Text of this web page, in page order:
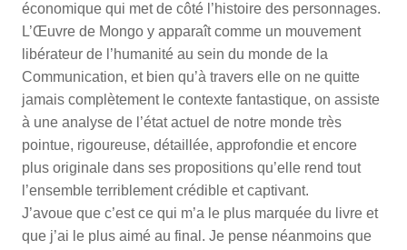
économique qui met de côté l’histoire des personnages.
L’Œuvre de Mongo y apparaît comme un mouvement
libérateur de l’humanité au sein du monde de la
Communication, et bien qu’à travers elle on ne quitte
jamais complètement le contexte fantastique, on assiste
à une analyse de l’état actuel de notre monde très
pointue, rigoureuse, détaillée, approfondie et encore
plus originale dans ses propositions qu’elle rend tout
l’ensemble terriblement crédible et captivant.
J’avoue que c’est ce qui m’a le plus marquée du livre et
que j’ai le plus aimé au final. Je pense néanmoins que